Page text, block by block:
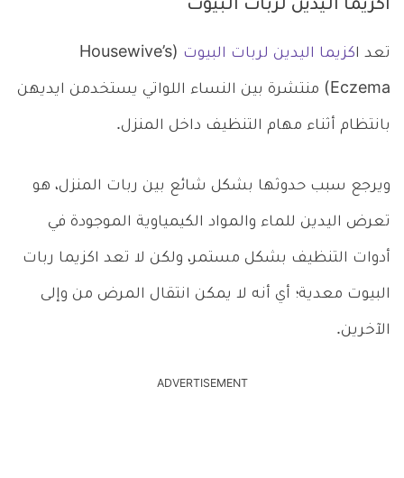
اكزيما اليدين لربات البيوت
تعد اكزيما اليدين لربات البيوت (Housewive’s
Eczema) منتشرة بين النساء اللواتي يستخدمن ايديهن
بانتظام أثناء مهام التنظيف داخل المنزل.
ويرجع سبب حدوثها بشكل شائع بين ربات المنزل، هو
تعرض اليدين للماء والمواد الكيمياوية الموجودة في
أدوات التنظيف بشكل مستمر، ولكن لا تعد اكزيما ربات
البيوت معدية؛ أي أنه لا يمكن انتقال المرض من وإلى
الآخرين.
ADVERTISEMENT